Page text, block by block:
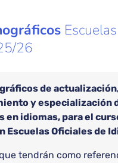
26
de
y especialización
en idiomas, para el
Escuelas Oficiales de
tendrán como